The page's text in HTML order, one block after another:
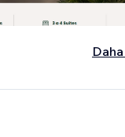
Caetano do Sul